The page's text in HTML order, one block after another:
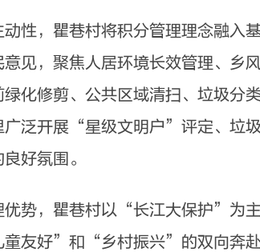
，瞿巷村将积分管理理念融入
见，聚焦人居环境长效管理、乡
化修剪、公共区域清扫、垃圾分
泛开展“星级文明户”评定、垃
好氛围。
势，瞿巷村以“长江大保护”为
友好”和“乡村振兴”的双向奔